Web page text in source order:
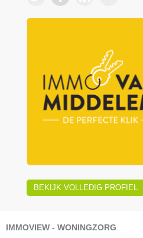
BEKIJK VOLLEDIG PROFIEL
IMMOVIEW - WONINGZORG